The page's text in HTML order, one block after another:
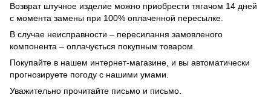
Возврат штучное изделие можно приобрести тягачом 14 дней
с момента замены при 100% оплаченной пересылке.
В случае неисправности – пересилання замовленого
компонента – оплачується покупным товаром.
Покупайте в нашем интернет-магазине, и вы автоматически
прогнозируете погоду с нашими умами.
Уважительно прочитайте письмо и письмо.